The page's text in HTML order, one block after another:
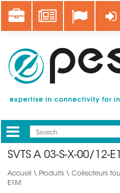
au
contenu
Career News Se
Mobile
Main
SVTS A 03-S-X-00/12-
Accueil \ Produits \ Collecteurs
E1M